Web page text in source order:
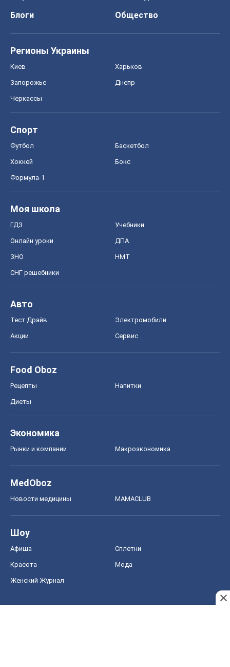
Блоги
Общество
Регионы Украины
Киев Харьков
Запорожье Днепр
Черкассы
Спорт
Футбол Баскетбол
Хоккей Бокс
Формула-1
Моя школа
ГДЗ Учебники
Онлайн уроки ДПА
ЗНО НМТ
СНГ решебники
Авто
Тест Драйв Электромобили
Акции Сервис
Food Oboz
Рецепты Напитки
Диеты
Экономика
Рынки и компании Mакроэкономика
MedOboz
Новости медицины MAMACLUB
Шоу
Афиша Сплетни
Красота Мода
Женский Журнал